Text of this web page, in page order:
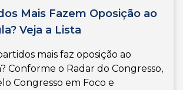
Mais Fazem Oposição ao
Veja a Lista
mais faz oposição ao
Conforme o Radar do Congresso,
Congresso em Foco e